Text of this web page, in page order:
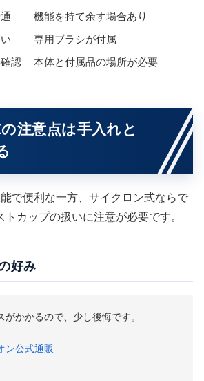
機能を持て余す場合あり
専用ブラシが付属
認 本体と付属品の場所が必要
注意点は手入れと
で便利な一方、サイクロン式ならで
カップの扱いに注意が必要です。
好み
がかかるので、少し後悔です。
ン公式通販